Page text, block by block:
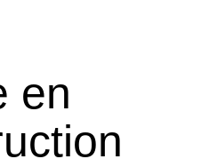
en